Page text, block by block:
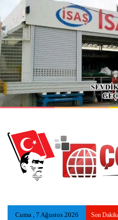
Cuma , 7 Ağustos 2026 Son